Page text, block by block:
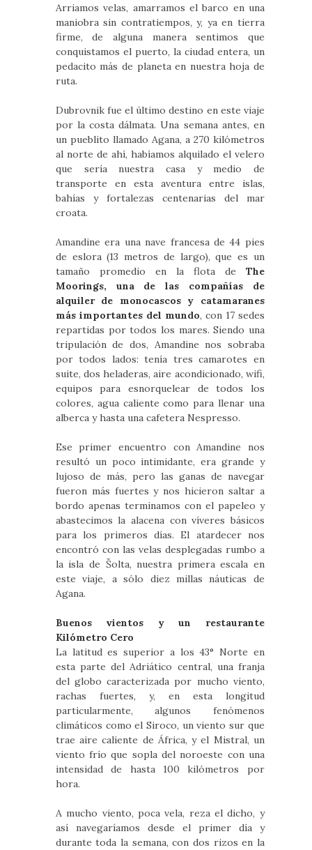
Arriamos velas, amarramos el barco en una
maniobra sin contratiempos, y, ya en tierra
firme, de alguna manera sentimos que
conquistamos el puerto, la ciudad entera, un
pedacito más de planeta en nuestra hoja de
ruta.
Dubrovnik fue el último destino en este viaje
por la costa dálmata. Una semana antes, en
un pueblito llamado Agana, a 270 kilómetros
al norte de ahí, habíamos alquilado el velero
que sería nuestra casa y medio de
transporte en esta aventura entre islas,
bahías y fortalezas centenarias del mar
croata.
Amandine era una nave francesa de 44 pies
de eslora (13 metros de largo), que es un
tamaño promedio en la flota de The
Moorings, una de las compañías de
alquiler de monocascos y catamaranes
más importantes del mundo, con 17 sedes
repartidas por todos los mares. Siendo una
tripulación de dos, Amandine nos sobraba
por todos lados: tenía tres camarotes en
suite, dos heladeras, aire acondicionado, wifi,
equipos para esnorquelear de todos los
colores, agua caliente como para llenar una
alberca y hasta una cafetera Nespresso.
Ese primer encuentro con Amandine nos
resultó un poco intimidante, era grande y
lujoso de más, pero las ganas de navegar
fueron más fuertes y nos hicieron saltar a
bordo apenas terminamos con el papeleo y
abastecimos la alacena con víveres básicos
para los primeros días. El atardecer nos
encontró con las velas desplegadas rumbo a
la isla de Šolta, nuestra primera escala en
este viaje, a sólo diez millas náuticas de
Agana.
Buenos vientos y un restaurante
Kilómetro Cero
La latitud es superior a los 43° Norte en
esta parte del Adriático central, una franja
del globo caracterizada por mucho viento,
rachas fuertes, y, en esta longitud
particularmente, algunos fenómenos
climáticos como el Siroco, un viento sur que
trae aire caliente de África, y el Mistral, un
viento frío que sopla del noroeste con una
intensidad de hasta 100 kilómetros por
hora. 
A mucho viento, poca vela, reza el dicho, y
así navegaríamos desde el primer día y
durante toda la semana, con dos rizos en la